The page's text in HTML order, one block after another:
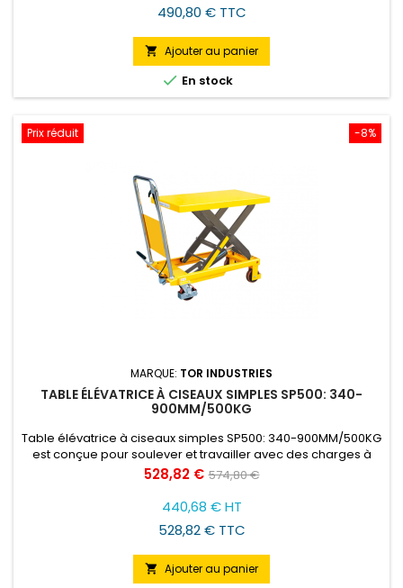
490,80 € TTC
 Ajouter au panier
 En stock
-8%
Prix réduit
MARQUE: TOR INDUSTRIES
TABLE ÉLÉVATRICE À CISEAUX SIMPLES SP500: 340-
900MM/500KG
Table élévatrice à ciseaux simples SP500: 340-900MM/500KG
est conçue pour soulever et travailler avec des charges à
une hauteur convenable pour l'opérateur.
Prix
528,82 € Prix
574,80 €
440,68 € HT
528,82 € TTC
 Ajouter au panier